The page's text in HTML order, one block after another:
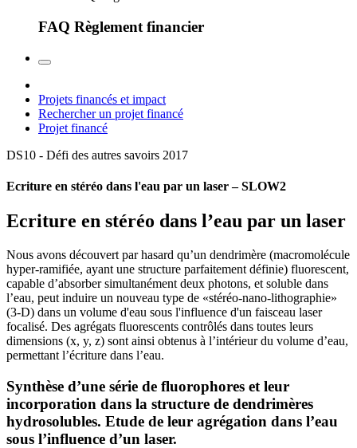
FAQ Règlement financier
Projets financés et impact
Rechercher un projet financé
Projet financé
DS10 - Défi des autres savoirs 2017
Ecriture en stéréo dans l'eau par un laser – SLOW2
Ecriture en stéréo dans l’eau par un laser
Nous avons découvert par hasard qu’un dendrimère (macromolécule
hyper-ramifiée, ayant une structure parfaitement définie) fluorescent,
capable d’absorber simultanément deux photons, et soluble dans
l’eau, peut induire un nouveau type de «stéréo-nano-lithographie»
(3-D) dans un volume d'eau sous l'influence d'un faisceau laser
focalisé. Des agrégats fluorescents contrôlés dans toutes leurs
dimensions (x, y, z) sont ainsi obtenus à l’intérieur du volume d’eau,
permettant l’écriture dans l’eau.
Synthèse d’une série de fluorophores et leur
incorporation dans la structure de dendrimères
hydrosolubles. Etude de leur agrégation dans l’eau
sous l’influence d’un laser.